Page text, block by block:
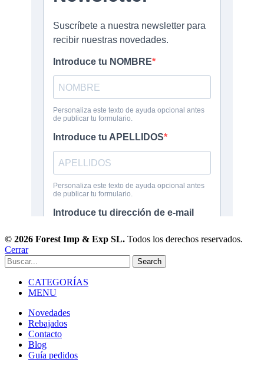
© 2026 Forest Imp & Exp SL. Todos los derechos reservados.
Cerrar
Search
CATEGORÍAS
MENU
Novedades
Rebajados
Contacto
Blog
Guía pedidos